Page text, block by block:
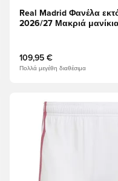
Real Madrid Φανέλα
2026/27 Μακριά
109,95 €
Πολλά μεγέθη διαθέσιμα
εγγραφείτε ως μέλος
Ανοίγει ένα Modal για